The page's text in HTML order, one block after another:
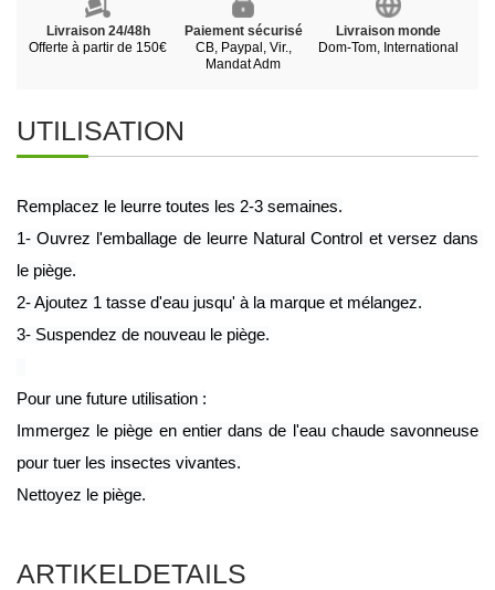
Livraison 24/48h
Offerte à partir de 150€
Paiement sécurisé
CB, Paypal, Vir.,
Mandat Adm
Livraison monde
Dom-Tom, International
UTILISATION
Remplacez le leurre toutes les 2-3 semaines.
1- Ouvrez l'emballage de leurre Natural Control et versez dans
le piège.
2- Ajoutez 1 tasse d'eau jusqu' à la marque et mélangez.
3- Suspendez de nouveau le piège.
Pour une future utilisation :
Immergez le piège en entier dans de l'eau chaude savonneuse
pour tuer les insectes vivantes.
Nettoyez le piège.
ARTIKELDETAILS